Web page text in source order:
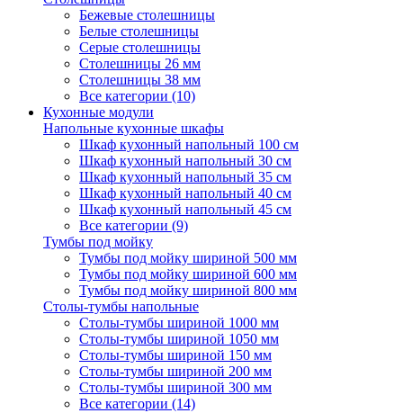
Бежевые столешницы
Белые столешницы
Серые столешницы
Столешницы 26 мм
Столешницы 38 мм
Все категории (10)
Кухонные модули
Напольные кухонные шкафы
Шкаф кухонный напольный 100 см
Шкаф кухонный напольный 30 см
Шкаф кухонный напольный 35 см
Шкаф кухонный напольный 40 см
Шкаф кухонный напольный 45 см
Все категории (9)
Тумбы под мойку
Тумбы под мойку шириной 500 мм
Тумбы под мойку шириной 600 мм
Тумбы под мойку шириной 800 мм
Столы-тумбы напольные
Столы-тумбы шириной 1000 мм
Столы-тумбы шириной 1050 мм
Столы-тумбы шириной 150 мм
Столы-тумбы шириной 200 мм
Столы-тумбы шириной 300 мм
Все категории (14)